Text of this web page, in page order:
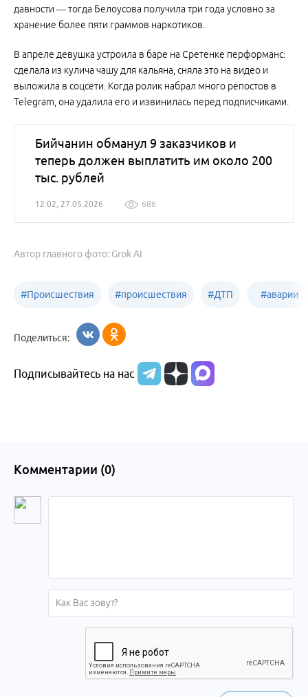
давности — тогда Белоусова получила три года условно за
хранение более пяти граммов наркотиков.
В апреле девушка устроила в баре на Сретенке перформанс:
сделала из кулича чашу для кальяна, сняла это на видео и
выложила в соцсети. Когда ролик набрал много репостов в
Telegram, она удалила его и извинилась перед подписчиками.
Бийчанин обманул 9 заказчиков и
теперь должен выплатить им около 200
тыс. рублей
12:02, 27.05.2026 686
Автор главного фото: Grok AI
#Происшествия #происшествия
Алтайский край
#ДТП #аварии
Поделиться:
Подписывайтесь на нас
Комментарии (0)